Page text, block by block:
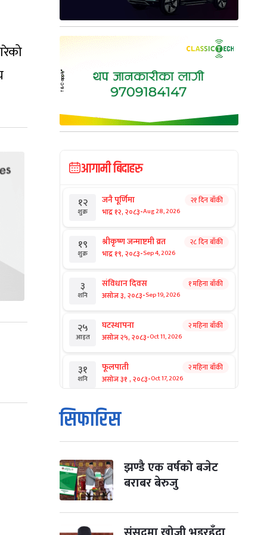
आगामी बिदाहरु
१२
शुक्र
जनै पूर्णिमा
भाद्र १२, २०८३-Aug 28, 2026
२१ दिन बाँकी
१९
शुक्र
श्रीकृष्ण जन्माष्टमी व्रत
भाद्र १९, २०८३-Sep 4, 2026
२८ दिन बाँकी
३
शनि
संविधान दिवस
असोज ३, २०८३-Sep 19, 2026
१ महिना बाँकी
२५
आइत
घटस्थापना
असोज २५, २०८३-Oct 11, 2026
२ महिना बाँकी
३१
शनि
फूलपाती
असोज ३१ , २०८३-Oct 17, 2026
२ महिना बाँकी
१
आइत
कार्तिक सङ्क्रान्ति
कार्तिक १, २०८३
मंगल कार्तिक ३, २०८३ -Oct 20, 2026
४ विजयादशमी
कार्तिक ४, २०८३
सिफारिस
झण्डै एक वर्षको बजेट
बराबर बेरुजु